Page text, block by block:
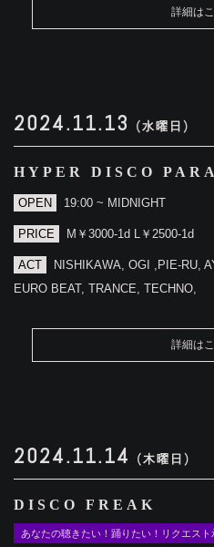
詳細は
2024.11.13 (水曜日)
HYPER DISCO
OPEN 19:00 ~ MIDNIGHT
PRICE M￥3000-1d L￥2500-1d
ACT
NISHIKAWA, OGI ,PIE-RU,
EURO BEAT, TRANCE, TECHNO,
詳細は
2024.11.14 (木曜日)
DISCO FREAK
あなたの聴きたい！踊りたい！リクエスト